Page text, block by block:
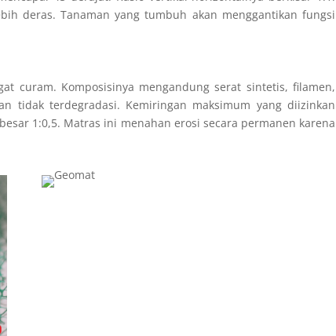
deras. Tanaman yang tumbuh akan menggantikan fungsi
curam. Komposisinya mengandung serat sintetis, filamen,
tidak terdegradasi. Kemiringan maksimum yang diizinkan
1:0,5. Matras ini menahan erosi secara permanen karena